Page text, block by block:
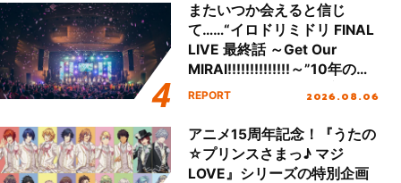
またいつか会えると信じ
て……“イロドリミドリ FINAL
LIVE 最終話 ～Get Our
MIRAI!!!!!!!!!!!!!!～”10年の活
動を経てファイナルを迎える
REPORT 2026.08.06
アニメ15周年記念！『うたの
☆プリンスさまっ♪ マジ
LOVE』シリーズの特別企画